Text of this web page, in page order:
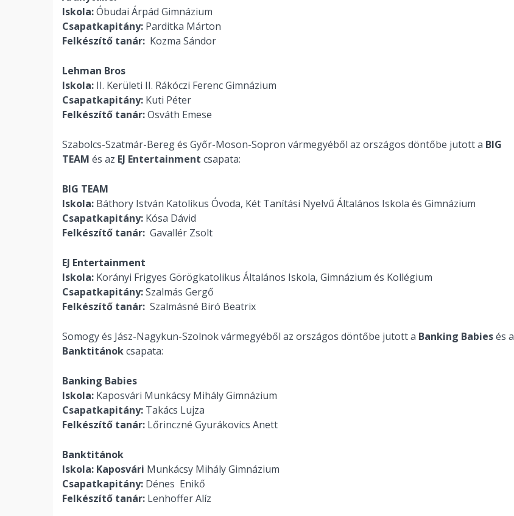
Iskola:Óbudai Árpád Gimnázium
Csapatkapitány: Parditka Márton
Felkészítő tanár: Kozma Sándor
Lehman Bros
Iskola: II. Kerületi II. Rákóczi Ferenc Gimnázium
Csapatkapitány: Kuti Péter
Felkészítő tanár:Osváth Emese
Szabolcs-Szatmár-Bereg és Győr-Moson-Sopron vármegyéből az országos döntőbe jutott a BIG
TEAM és az EJ Entertainment csapata:
BIG TEAM
Iskola: Báthory István Katolikus Óvoda, Két Tanítási Nyelvű Általános Iskola és Gimnázium
Csapatkapitány: Kósa Dávid
Felkészítő tanár: Gavallér Zsolt
EJ Entertainment
Iskola: Korányi Frigyes Görögkatolikus Általános Iskola, Gimnázium és Kollégium
Csapatkapitány:Szalmás Gergő
Felkészítő tanár: Szalmásné Biró Beatrix
Somogy és Jász-Nagykun-Szolnok vármegyéből az országos döntőbe jutott a Banking Babiesés a
Banktitánokcsapata:
Banking Babies
Iskola: Kaposvári Munkácsy Mihály Gimnázium
Csapatkapitány: Takács Lujza
Felkészítő tanár: Lőrinczné Gyurákovics Anett
Banktitánok
Iskola: Kaposvári Munkácsy Mihály Gimnázium
Csapatkapitány: Dénes Enikő
Felkészítő tanár: Lenhoffer Alíz